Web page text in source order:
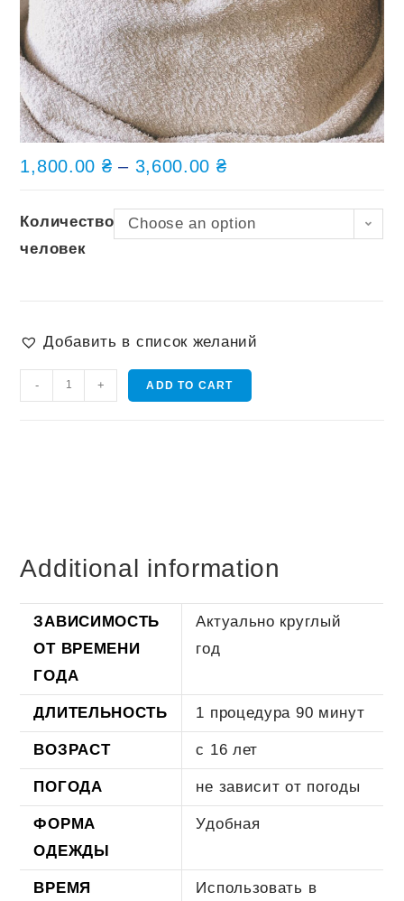
1,800.00 ₴ – 3,600.00 ₴
Количество
человек
Choose an option
Добавить в список желаний
Гавайский
массаж
- + ADD TO CART
Additional information
ЗАВИСИМОСТЬ
ОТ ВРЕМЕНИ
ГОДА
Актуально круглый
год
ДЛИТЕЛЬНОСТЬ 1 процедура 90 минут
ВОЗРАСТ с 16 лет
ПОГОДА не зависит от погоды
ФОРМА
ОДЕЖДЫ
Удобная
ВРЕМЯ
Использовать в